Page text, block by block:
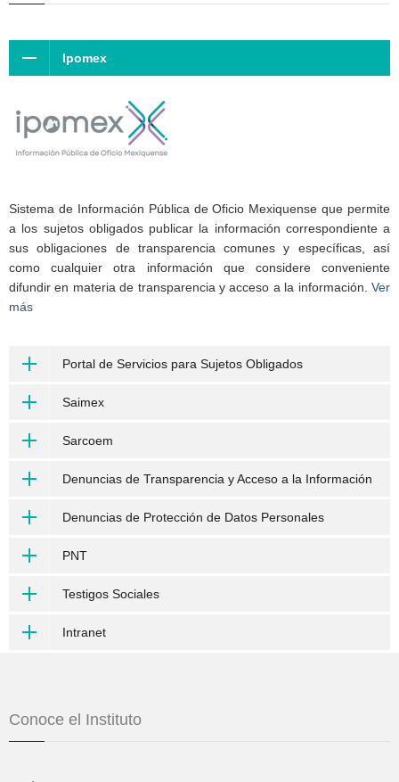
Ipomex
Sistema de Información Pública de Oficio Mexiquense que permite
a los sujetos obligados publicar la información correspondiente a
sus obligaciones de transparencia comunes y específicas, así
como cualquier otra información que considere conveniente
difundir en materia de transparencia y acceso a la información. Ver
más
Portal de Servicios para Sujetos Obligados
Saimex
Sarcoem
Denuncias de Transparencia y Acceso a la Información
Denuncias de Protección de Datos Personales
PNT
Testigos Sociales
Intranet
Conoce el Instituto